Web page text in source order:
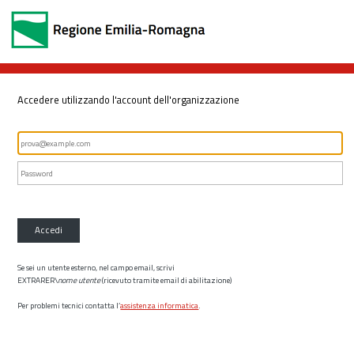
Accedere utilizzando l'account dell'organizzazione
Accedi
Se sei un utente esterno, nel campo email, scrivi
EXTRARER\nome utente(ricevuto tramite email di abilitazione)
Per problemi tecnici contatta l’assistenza informatica.